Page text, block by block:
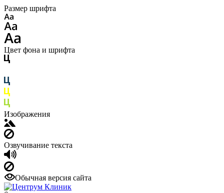
Размер шрифта
Цвет фона и шрифта
Изображения
Озвучивание текста
Обычная версия сайта